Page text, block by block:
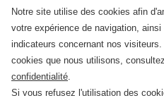
Notre site utilise des cookies afin
votre expérience de navigation,
indicateurs concernant nos
cookies que nous utilisons,
confidentialité
Si vous refusez l'utilisation des